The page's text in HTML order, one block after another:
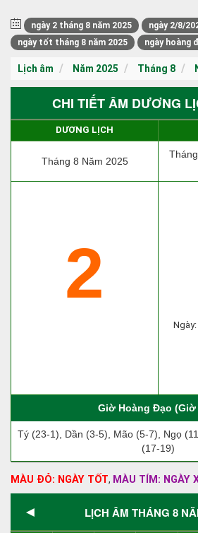
ngày 2 tháng 8 năm 2025
ngày 2/8/
ngày tốt tháng 8 năm 2025
ngày hoàng
Lịch âm Năm 2025 Tháng 8
CHI TIẾT ÂM DƯƠNG
DƯƠNG LỊCH
Tháng 8 Năm 2025
2
Ngày:
Giờ Hoàng Đạo (Giờ
Tý (23-1), Dần (3-5), Mão (5-7), Ngọ
(17-19)
MÀU ĐỎ: NGÀY TỐT, MÀU TÍM: NGÀY
◄ LỊCH ÂM THÁNG 8